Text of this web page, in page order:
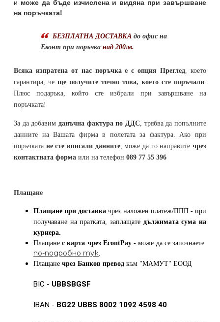
и може да бъде изчислена и видяна при завършване
на поръчката!
БЕЗПЛАТНА ДОСТАВКА до офис на
Еконт при поръчка над 200лв.
Всяка изпратена от нас поръчка е с опция Преглед, което
гарантира, че ще получите точно това, което сте поръчали.
Плюс подаръка, който сте избрали при завършване на
поръчката!
За да добавим данъчна фактура по ДДС, трябва да попълните
данните на Вашата фирма в полетата за фактура. Ако при
поръчката не сте вписали данните, може да го направитечрез
контактната форма или на телефон 089 77 55 396
Плащане
Плащане при доставка чрез наложен платеж/ППП - при
получаване на пратката, заплащате дължимата сума на
куриера.
Плащанес карта чрез EcontPay- може да се запознаете
по-подробно тук.
Плащане чрез Банков превод към "МАМУТ" ЕООД
BIC - UBBSBGSF
IBAN - BG22 UBBS 8002 1092 4598 40